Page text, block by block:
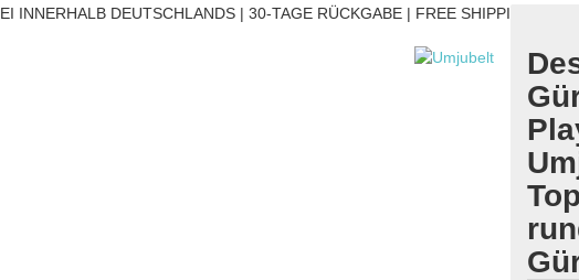
Konto
INNERHALB DEUTSCHLANDS | 30-TAGE RÜCKGABE | FREE SHIPPING